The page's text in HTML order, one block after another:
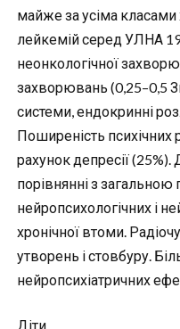
майже за усіма класами
лейкемій серед УЛНА
неонкологічної
захворювань (0,25–0,5
системи, ендокринні
Поширеність психічних
рахунок депресії
порівнянні з загальною
нейропсихологічних і
хронічної втоми.
утворень і стовбуру.
нейропсихіатричних
Діти